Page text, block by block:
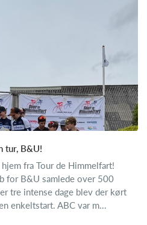
tur, B&U!
fra Tour de Himmelfart!
for B&U samlede over 500
tre intense dage blev der kørt
enkeltstart. ABC var m...